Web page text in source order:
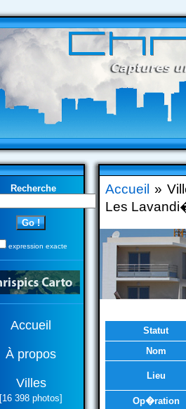
Recherche
expression exacte
Accueil
À propos
Villes
[16 398 photos]
Accueil »
Les
Statut
Nom
Lieu
Op�ration